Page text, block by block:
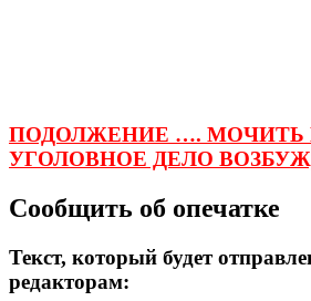
ПОДОЛЖЕНИЕ …. МОЧИТЬ
УГОЛОВНОЕ ДЕЛО
Сообщить об опечатке
Текст, который будет
редакторам: